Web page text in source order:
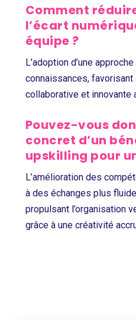
Comment
l’écart
équipe ?
L’adoption d’une
connaissances, favorisant
collaborative et innovante
Pouvez-vous
concret d’un
upskilling pour
L’amélioration des
à des échanges plus
propulsant l’organisation
grâce à une créativité